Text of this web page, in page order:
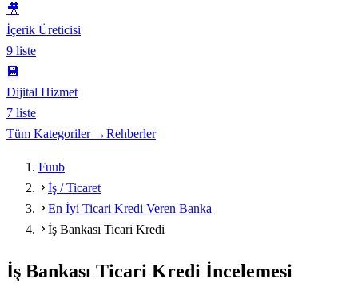
🎥
İçerik Üreticisi
9 liste
💾
Dijital Hizmet
7 liste
Tüm Kategoriler →Rehberler
Fuub
İş / Ticaret
En İyi Ticari Kredi Veren Banka
İş Bankası Ticari Kredi
İş Bankası Ticari Kredi İncelemesi